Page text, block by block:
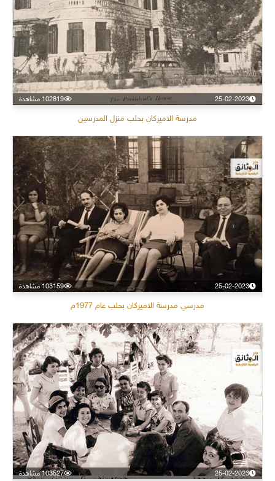
25-02-2023 102819 مشاهدة
مدرسة الاميركان بحلب منزل المدرسين
25-02-2023 103159 مشاهدة
مدرسي مدرسة الاميركان بحلب عام 1977م
25-02-2023 103527 مشاهدة